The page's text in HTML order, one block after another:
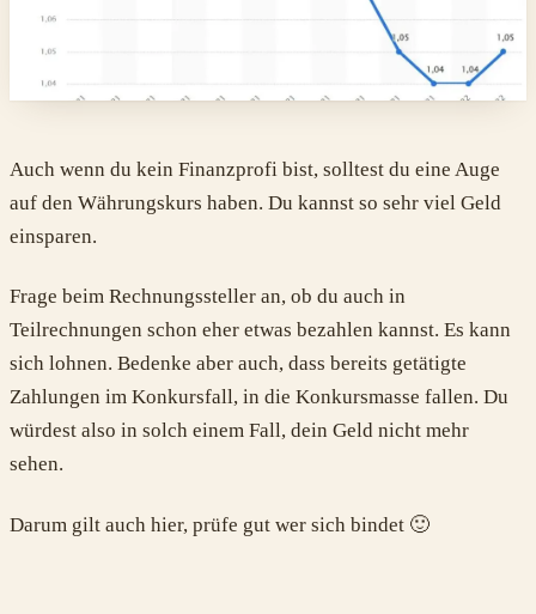
Auch wenn du kein Finanzprofi bist, solltest du eine Auge
auf den Währungskurs haben. Du kannst so sehr viel Geld
einsparen.
Frage beim Rechnungssteller an, ob du auch in
Teilrechnungen schon eher etwas bezahlen kannst. Es kann
sich lohnen. Bedenke aber auch, dass bereits getätigte
Zahlungen im Konkursfall, in die Konkursmasse fallen. Du
würdest also in solch einem Fall, dein Geld nicht mehr
sehen.
Darum gilt auch hier, prüfe gut wer sich bindet 🙂